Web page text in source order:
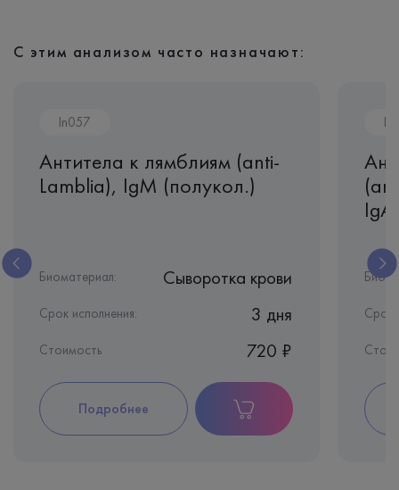
С этим анализом часто назначают:
In057
Антитела к лямблиям (anti-
Lamblia), IgМ (полукол.)
Биоматериал: Сыворотка крови
Срок исполнения: 3 дня
Стоимость 720 ₽
Подробнее
Срок